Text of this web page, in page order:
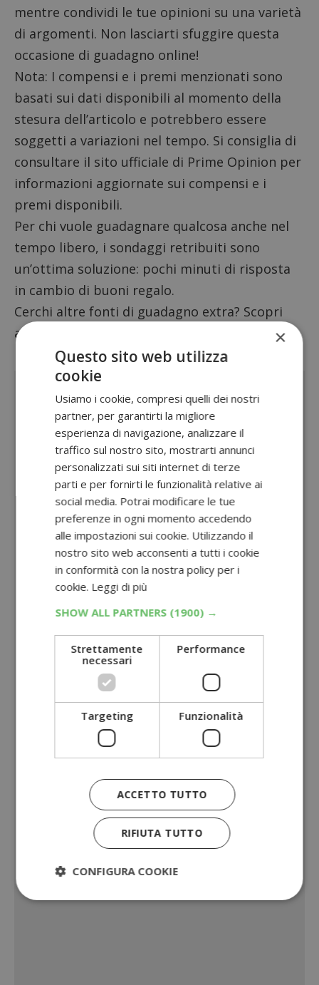
mentre condividi le tue opinioni su una varietà
di argomenti. Non lasciarti sfuggire questa
occasione di guadagno online!
Nota: I compensi e i premi menzionati sono
basati sui dati disponibili al momento della
stesura dell’articolo e potrebbero essere
soggetti a variazioni nel tempo. Si consiglia di
consultare il sito ufficiale di Prime Opinion per
informazioni aggiornate sui compensi e i
premi disponibili.
Per chi vuole guadagnare qualcosa anche nel
tempo libero, i sondaggi retribuiti sono
un’ottima soluzione: pochi minuti di risposta
in cambio di buoni regalo.
Cerchi altre fonti di guadagno extra? Scopri
anche questi siti di sondaggi:
Sponsorizzato:
×
Questo sito web utilizza
cookie
Usiamo i cookie, compresi quelli dei nostri
partner, per garantirti la migliore
esperienza di navigazione, analizzare il
traffico sul nostro sito, mostrarti annunci
personalizzati sui siti internet di terze
parti e per fornirti le funzionalità relative ai
social media. Potrai modificare le tue
preferenze in ogni momento accedendo
alle impostazioni sui cookie. Utilizzando il
nostro sito web acconsenti a tutti i cookie
in conformità con la nostra policy per i
cookie. Leggi di più
SHOW ALL PARTNERS (1900) →
Strettamente
necessari
Performance
Targeting Funzionalità
ACCETTO TUTTO
RIFIUTA TUTTO
CONFIGURA COOKIE